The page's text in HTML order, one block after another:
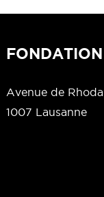
Avenue de
1007 Lausanne